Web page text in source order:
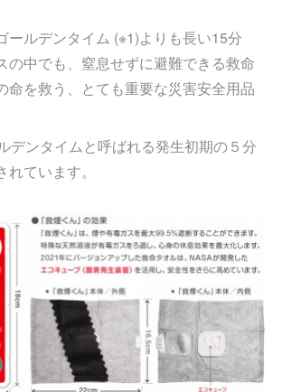
ールデンタイム (※1)よりも長い15分
の中でも、窒息せずに避難できる救命
命を救う、とても重要な災害安全用品
デンタイムと呼ばれる発生初期の５分
ています。